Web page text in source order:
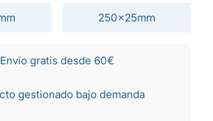
250x25mm
Envío gratis desde 60€
gestionado bajo demanda